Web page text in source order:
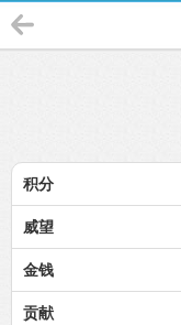
积分
威望
金钱
贡献